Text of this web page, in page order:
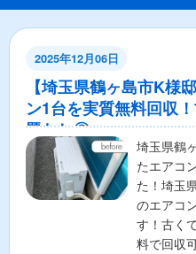
2025年12月06日
【埼玉県鶴ヶ島市K様
ン1台を実質無料回収
題なし◎
埼玉県鶴
たエアコ
た！埼玉
のエアコ
す！古く
料で回収